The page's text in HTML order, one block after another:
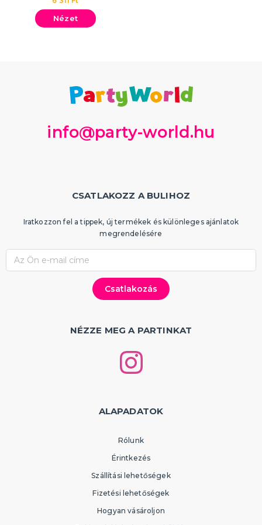
Nézet
info@party-world.hu
CSATLAKOZZ A BULIHOZ
Iratkozzon fel a tippek, új termékek és különleges ajánlatok
megrendelésére
NÉZZE MEG A PARTINKAT
ALAPADATOK
Rólunk
Érintkezés
Szállítási lehetőségek
Fizetési lehetőségek
Hogyan vásároljon